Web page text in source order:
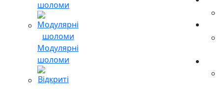
шоломи
Модулярні
шоломи